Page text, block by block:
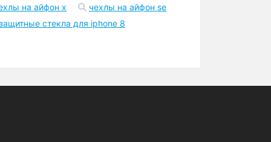
Точка самовывоза в Киеве